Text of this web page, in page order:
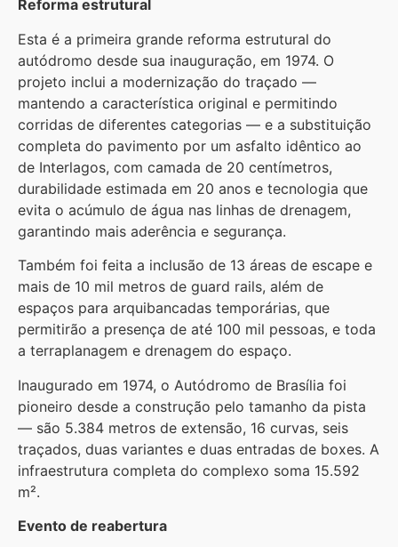
Reforma estrutural
Esta é a primeira grande reforma estrutural do
autódromo desde sua inauguração, em 1974. O
projeto inclui a modernização do traçado —
mantendo a característica original e permitindo
corridas de diferentes categorias — e a substituição
completa do pavimento por um asfalto idêntico ao
de Interlagos, com camada de 20 centímetros,
durabilidade estimada em 20 anos e tecnologia que
evita o acúmulo de água nas linhas de drenagem,
garantindo mais aderência e segurança.
Também foi feita a inclusão de 13 áreas de escape e
mais de 10 mil metros de guard rails, além de
espaços para arquibancadas temporárias, que
permitirão a presença de até 100 mil pessoas, e toda
a terraplanagem e drenagem do espaço.
Inaugurado em 1974, o Autódromo de Brasília foi
pioneiro desde a construção pelo tamanho da pista
— são 5.384 metros de extensão, 16 curvas, seis
traçados, duas variantes e duas entradas de boxes. A
infraestrutura completa do complexo soma 15.592
m².
Evento de reabertura